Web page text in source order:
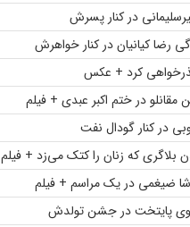
در کنار پسرش
رضا کیانیان در کنار خواهرش
کرد + عکس
مقانلو در ختم اکبر عبدی + فیلم
در کنار گودال نفت
بلاگری که زنان را کتک می‌زد + فیلم
ضیغمی در یک مراسم + فیلم
پایتخت در جشن تولدش